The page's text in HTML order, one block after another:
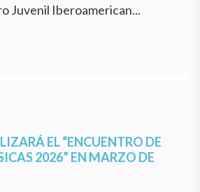
Juvenil Iberoamerican...
EL “ENCUENTRO DE
2026” EN MARZO DE